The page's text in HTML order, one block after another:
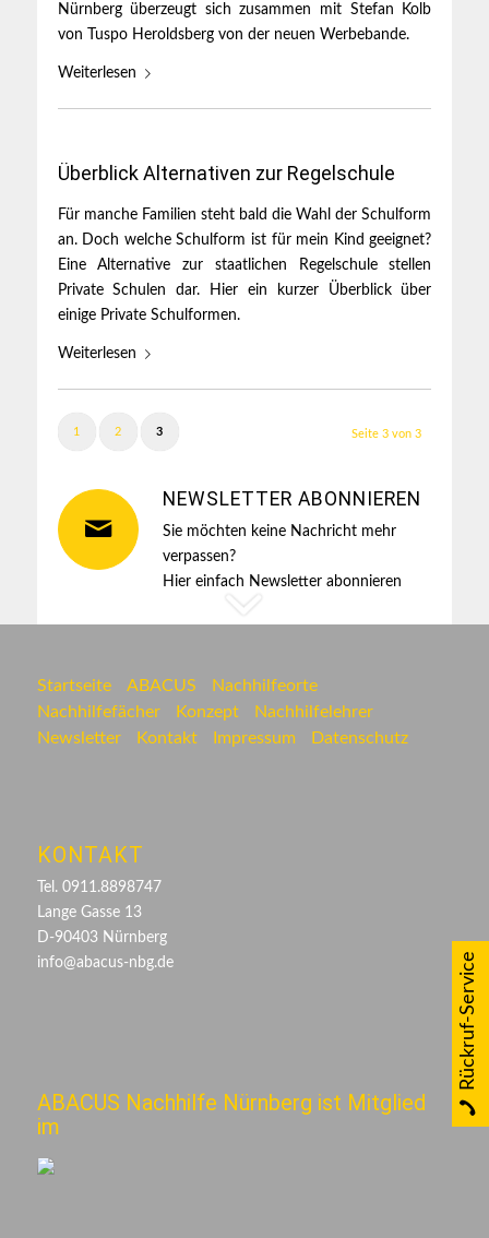
Nürnberg überzeugt sich zusammen mit Stefan Kolb
von Tuspo Heroldsberg von der neuen Werbebande.
Weiterlesen
Überblick Alternativen zur Regelschule
Für manche Familien steht bald die Wahl der Schulform
an. Doch welche Schulform ist für mein Kind geeignet?
Eine Alternative zur staatlichen Regelschule stellen
Private Schulen dar. Hier ein kurzer Überblick über
einige Private Schulformen.
Weiterlesen
Seite 3 von 3
1 2 3
NEWSLETTER ABONNIEREN
Sie möchten keine Nachricht mehr
verpassen?
Hier einfach Newsletter abonnieren
Startseite ABACUS
Nachhilfeorte
Nachhilfefächer
Konzept
Nachhilfelehrer
Newsletter
Kontakt Impressum Datenschutz
KONTAKT
Tel. 0911.8898747
Lange Gasse 13
D-90403 Nürnberg
info@abacus-nbg.de
ABACUS Nachhilfe Nürnberg ist Mitglied
im
Rückruf-Service